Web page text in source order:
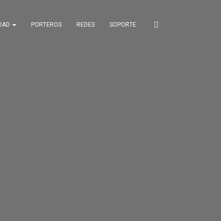
PORTEROS REDES SOPORTE